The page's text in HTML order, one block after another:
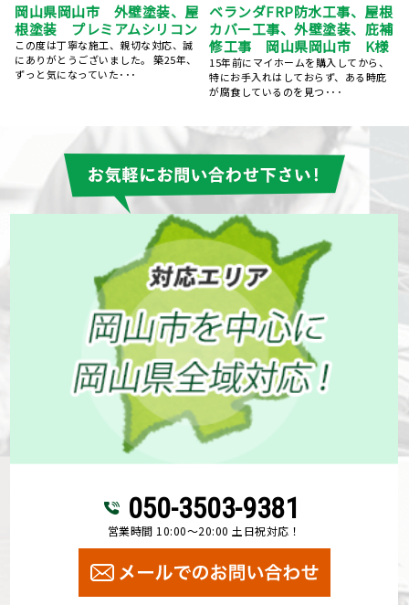
屋根葺き替え工事 瓦屋根か
ら金属屋根へ 雨漏り修理
岡山県岡山市 S様
台風のあと、雨の日に雨漏りして、ホ
ームページで探して電話しました。 見
屋根塗装、棟鈑金交換、外壁
塗装 岡山県岡山市 N様
5社くらい提案を聞きましたが、株式会
社ジャックネットさんが一番丁寧にご
対応くださいました。 ･･･
050-3503-9381
営業時間 10:00～20:00 土日祝対応！